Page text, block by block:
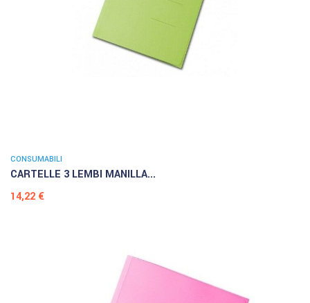
CONSUMABILI
CARTELLE 3 LEMBI MANILLA...
Prezzo
14,22 €